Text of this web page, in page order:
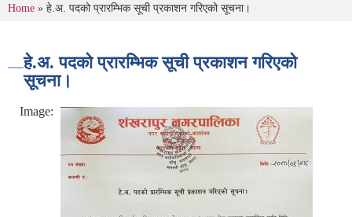
You are here
Home » हे.अ. पदको प्रारम्भिक सूची प्रकाशन गरिएको सूचना।
हे.अ. पदको प्रारम्भिक सूची प्रकाशन गरिएको
सूचना।
Image: